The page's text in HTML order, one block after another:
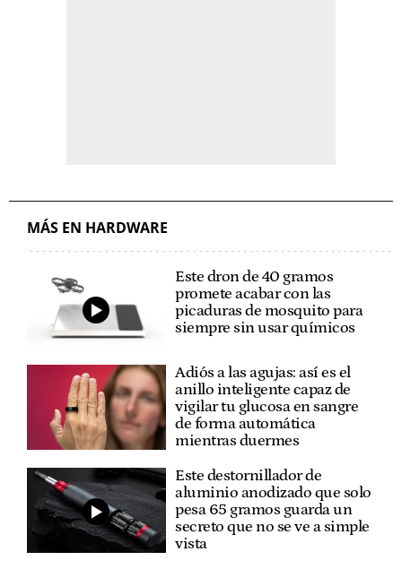
MÁS EN HARDWARE
Este dron de 40 gramos
promete acabar con las
picaduras de mosquito para
siempre sin usar químicos
Adiós a las agujas: así es el
anillo inteligente capaz de
vigilar tu glucosa en sangre
de forma automática
mientras duermes
Este destornillador de
aluminio anodizado que solo
pesa 65 gramos guarda un
secreto que no se ve a simple
vista